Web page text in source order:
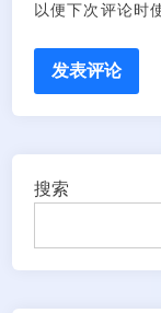
以便下次评论时
搜索